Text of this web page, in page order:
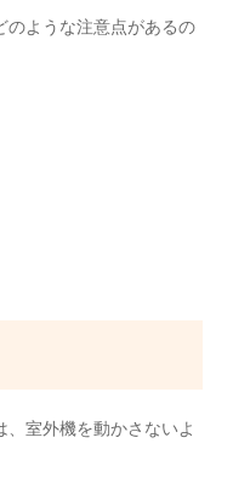
のような注意点があるの
室外機を動かさないよ